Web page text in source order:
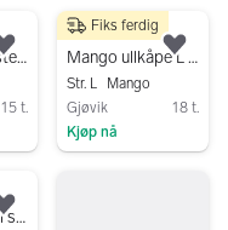
Fin kåpe til høsten🍁
15 t.
Legg til som favoritt.
399 kr
Mango ullkåpe L beige dame
Str. L
Mango
Gjøvik
18 t.
Kjøp nå
Fiks ferdig
Mango kåpe ull svart dame str MLegg til som favoritt.